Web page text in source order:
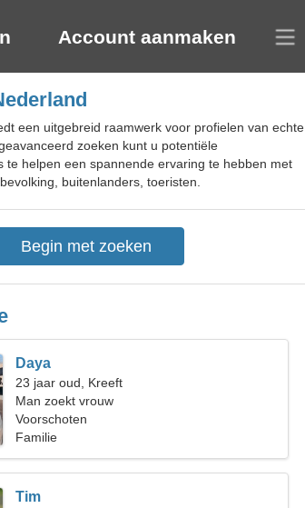
Account aanmaken
een uitgebreid raamwerk voor profielen van echte
zoeken kunt u potentiële
helpen een spannende ervaring te hebben met
buitenlanders, toeristen.
Daya
23 jaar oud, Kreeft
Man zoekt vrouw
Voorschoten
Familie
Tim